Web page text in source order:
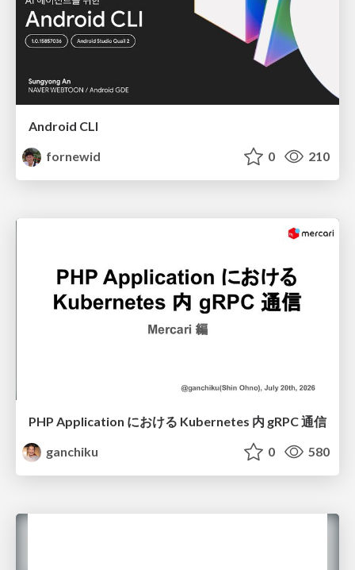
Android CLI
fornewid
0 210
PHP Application における Kubernetes 内 gRPC 通信
ganchiku
0 580